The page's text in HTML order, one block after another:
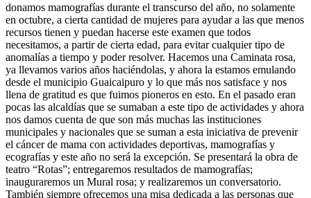
donamos mamografías durante el transcurso del año, no solamente
en octubre, a cierta cantidad de mujeres para ayudar a las que menos
recursos tienen y puedan hacerse este examen que todos
necesitamos, a partir de cierta edad, para evitar cualquier tipo de
anomalías a tiempo y poder resolver. Hacemos una Caminata rosa,
ya llevamos varios años haciéndolas, y ahora la estamos emulando
desde el municipio Guaicaipuro y lo que más nos satisface y nos
llena de gratitud es que fuimos pioneros en esto. En el pasado eran
pocas las alcaldías que se sumaban a este tipo de actividades y ahora
nos damos cuenta de que son más muchas las instituciones
municipales y nacionales que se suman a esta iniciativa de prevenir
el cáncer de mama con actividades deportivas, mamografías y
ecografías y este año no será la excepción. Se presentará la obra de
teatro “Rotas”; entregaremos resultados de mamografías;
inauguraremos un Mural rosa; y realizaremos un conversatorio.
También siempre ofrecemos una misa dedicada a las personas que